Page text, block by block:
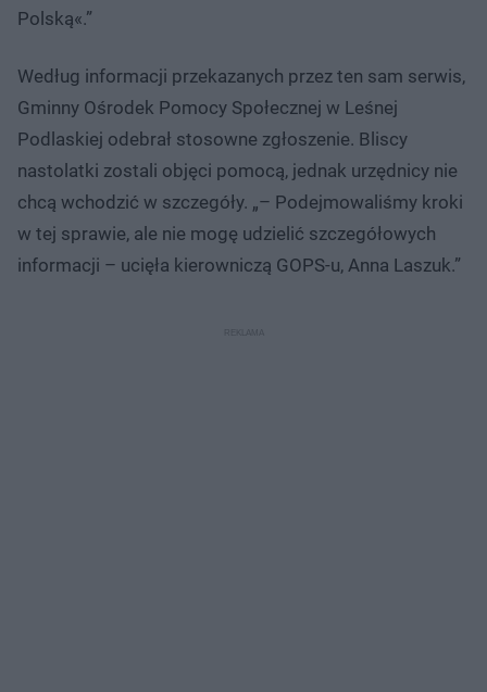
Polską«.”
Według informacji przekazanych przez ten sam serwis,
Gminny Ośrodek Pomocy Społecznej w Leśnej
Podlaskiej odebrał stosowne zgłoszenie. Bliscy
nastolatki zostali objęci pomocą, jednak urzędnicy nie
chcą wchodzić w szczegóły. „– Podejmowaliśmy kroki
w tej sprawie, ale nie mogę udzielić szczegółowych
informacji – ucięła kierowniczą GOPS-u, Anna Laszuk.”